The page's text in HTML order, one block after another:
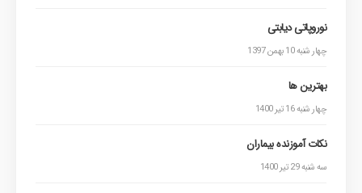
نوروپاتی دیابتی
چهار شنبه 10 بهمن 1397
بهترین ها
چهار شنبه 16 تیر 1400
نکات آموزنده بیماران
سه شنبه 29 تیر 1400